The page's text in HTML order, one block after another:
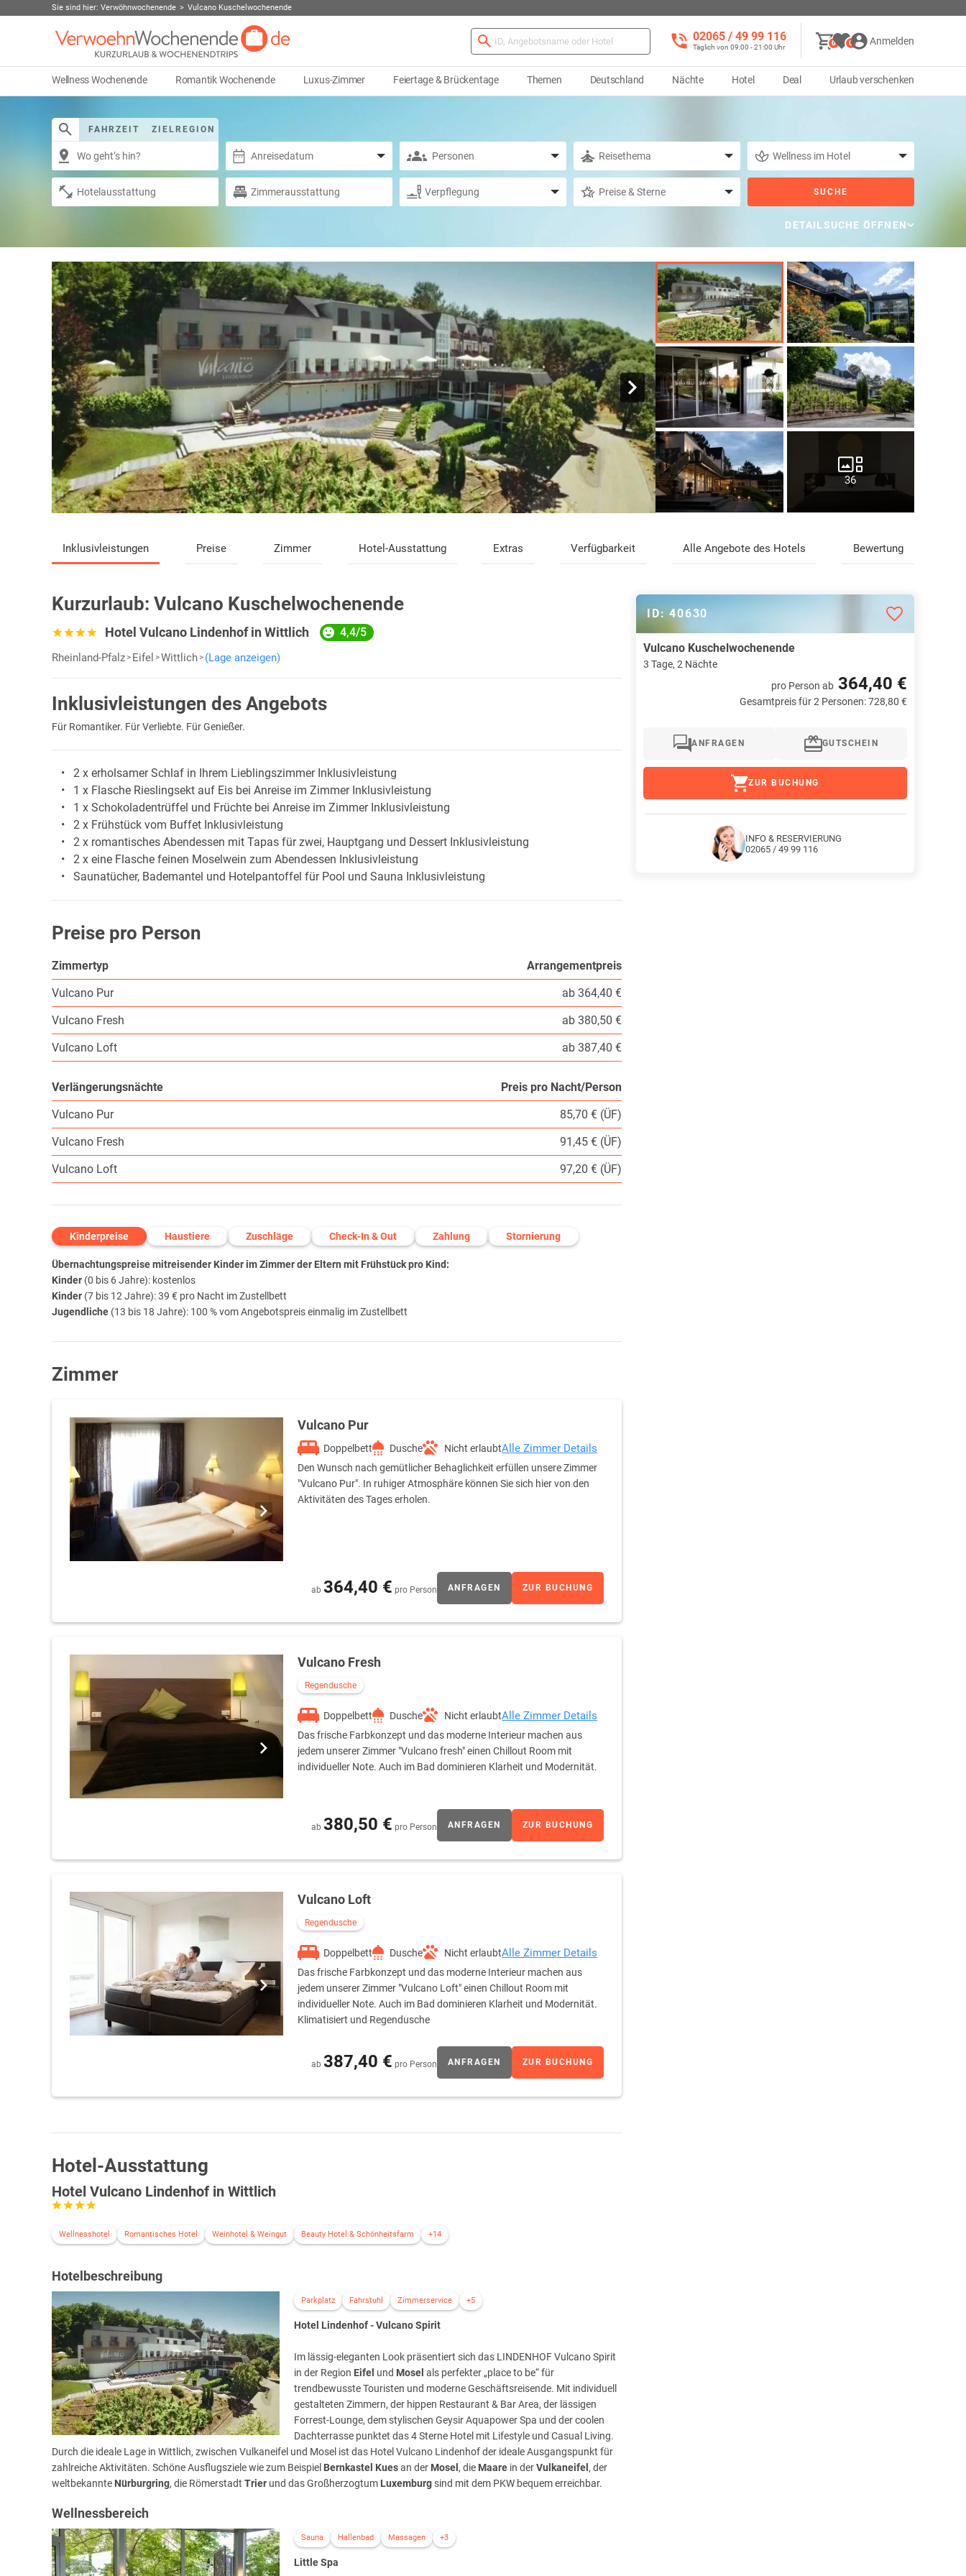
Sie sind hier: Verwöhnwochenende Vulcano Kuschelwochenende
02065 / 49 ‌99 116
Täglich von 09:00 - 21:00 Uhr
0 0 Anmelden
Wellness Wochenende Romantik Wochenende Luxus-Zimmer Feiertage & Brückentage Themen Deutschland Nächte Hotel Deal Urlaub verschenken
FAHRZEIT ZIELREGION
SUCHE
DETAILSUCHE ÖFFNEN
36
Inklusivleistungen Preise Zimmer Hotel-Ausstattung Extras Verfügbarkeit Alle Angebote des Hotels Bewertung
Kurzurlaub: Vulcano Kuschelwochenende
Hotel Vulcano Lindenhof in Wittlich 4,4/5
Rheinland-Pfalz Eifel Wittlich (Lage anzeigen)
Inklusivleistungen des Angebots
Für Romantiker. Für Verliebte. Für Genießer.
2 x erholsamer Schlaf in Ihrem Lieblingszimmer Inklusivleistung
1 x Flasche Rieslingsekt auf Eis bei Anreise im Zimmer Inklusivleistung
1 x Schokoladentrüffel und Früchte bei Anreise im Zimmer Inklusivleistung
2 x Frühstück vom Buffet Inklusivleistung
2 x romantisches Abendessen mit Tapas für zwei, Hauptgang und Dessert Inklusivleistung
2 x eine Flasche feinen Moselwein zum Abendessen Inklusivleistung
Saunatücher, Bademantel und Hotelpantoffel für Pool und Sauna Inklusivleistung
Preise pro Person
Zimmertyp
Arrangementpreis
Vulcano Pur
ab 364,40 €
Vulcano Fresh
ab 380,50 €
Vulcano Loft
ab 387,40 €
Verlängerungsnächte
Preis pro Nacht/Person
Vulcano Pur
85,70 € (ÜF)
Vulcano Fresh
91,45 € (ÜF)
Vulcano Loft
97,20 € (ÜF)
Kinderpreise Haustiere Zuschläge Check-In & Out Zahlung Stornierung
Übernachtungspreise mitreisender Kinder im Zimmer der Eltern mit Frühstück pro Kind:
Kinder (0 bis 6 Jahre): kostenlos
Kinder (7 bis 12 Jahre): 39 € pro Nacht im Zustellbett
Jugendliche (13 bis 18 Jahre): 100 % vom Angebotspreis einmalig im Zustellbett
Zimmer
Vulcano Pur
Doppelbett Dusche Nicht erlaubtAlle Zimmer Details
Den Wunsch nach gemütlicher Behaglichkeit erfüllen unsere Zimmer
"Vulcano Pur". In ruhiger Atmosphäre können Sie sich hier von den
Aktivitäten des Tages erholen.
ab 364,40 € pro Person ANFRAGEN ZUR BUCHUNG
Vulcano Fresh
Regendusche
Doppelbett Dusche Nicht erlaubtAlle Zimmer Details
Das frische Farbkonzept und das moderne Interieur machen aus
jedem unserer Zimmer "Vulcano fresh" einen Chillout Room mit
individueller Note. Auch im Bad dominieren Klarheit und Modernität.
ab 380,50 € pro Person ANFRAGEN ZUR BUCHUNG
Vulcano Loft
Regendusche
Doppelbett Dusche Nicht erlaubtAlle Zimmer Details
Das frische Farbkonzept und das moderne Interieur machen aus
jedem unserer Zimmer "Vulcano Loft" einen Chillout Room mit
individueller Note. Auch im Bad dominieren Klarheit und Modernität.
Klimatisiert und Regendusche
ab 387,40 € pro Person ANFRAGEN ZUR BUCHUNG
Hotel-Ausstattung
Hotel Vulcano Lindenhof in Wittlich
Wellnesshotel Romantisches Hotel Weinhotel & Weingut Beauty Hotel & Schönheitsfarm +14
Hotelbeschreibung
Parkplatz Fahrstuhl Zimmerservice +5
Hotel Lindenhof - Vulcano Spirit
Im lässig-eleganten Look präsentiert sich das LINDENHOF Vulcano Spirit
in der Region Eifel und Mosel als perfekter „place to be“ für
trendbewusste Touristen und moderne Geschäftsreisende. Mit individuell
gestalteten Zimmern, der hippen Restaurant & Bar Area, der lässigen
Forrest-Lounge, dem stylischen Geysir Aquapower Spa und der coolen
Dachterrasse punktet das 4 Sterne Hotel mit Lifestyle und Casual Living.
Durch die ideale Lage in Wittlich, zwischen Vulkaneifel und Mosel ist das Hotel Vulcano Lindenhof der ideale Ausgangspunkt für
zahlreiche Aktivitäten. Schöne Ausflugsziele wie zum Beispiel Bernkastel Kuesan der Mosel , die Maare in derVulkaneifel , der
weltbekannte Nürburgring, die Römerstadt Trier und das Großherzogtum Luxemburg sind mit dem PKW bequem erreichbar.
Wellnessbereich
Sauna Hallenbad Massagen +3
Little Spa
ID: 40630
Vulcano Kuschelwochenende
3 Tage, 2 Nächte
pro Person ab 364,40 €
Gesamtpreis für 2 Personen: 728,80 €
ANFRAGEN GUTSCHEIN
ZUR BUCHUNG
INFO & RESERVIERUNG
02065 / 49 99 116